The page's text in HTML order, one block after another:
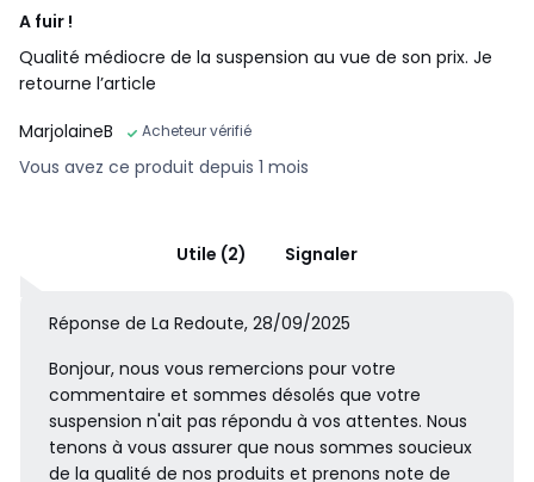
A fuir !
Qualité médiocre de la suspension au vue de son prix. Je
retourne l’article
MarjolaineB
Acheteur vérifié
Vous avez ce produit depuis 1 mois
Utile (2) Signaler
Réponse de La Redoute, 28/09/2025
Bonjour, nous vous remercions pour votre
commentaire et sommes désolés que votre
suspension n'ait pas répondu à vos attentes. Nous
tenons à vous assurer que nous sommes soucieux
de la qualité de nos produits et prenons note de